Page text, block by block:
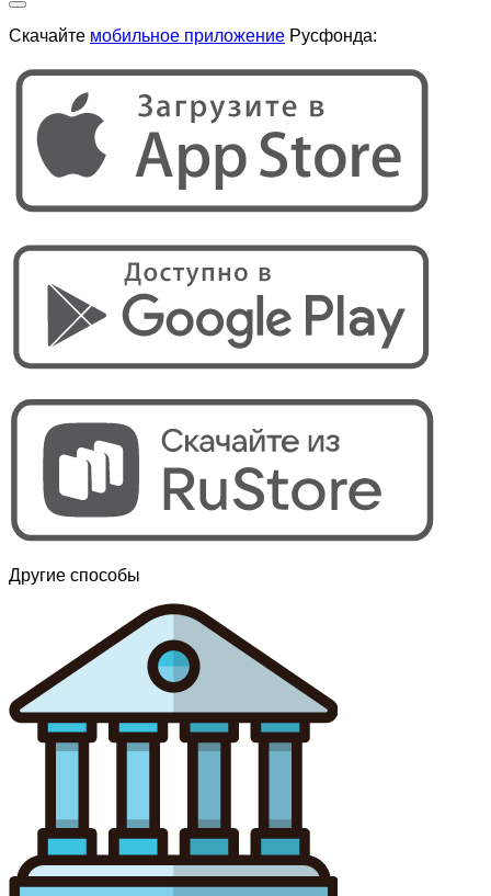
Скачайте мобильное приложение Русфонда:
Другие способы